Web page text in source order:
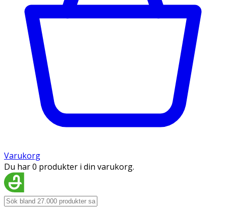
Varukorg
Du har 0 produkter i din varukorg.